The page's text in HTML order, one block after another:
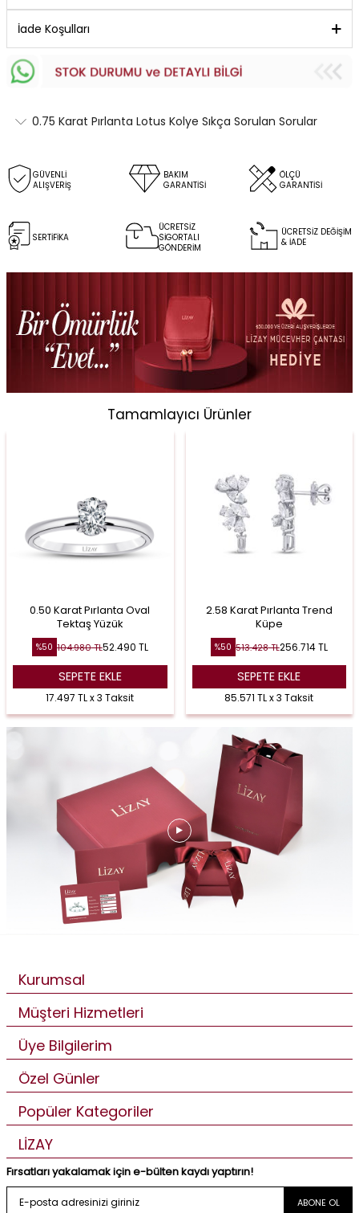
İade Koşulları
0.75 Karat Pırlanta Lotus Kolye Sıkça Sorulan Sorular
GÜVENLİ
ALIŞVERİŞ
BAKIM
GARANTİSİ
ÖLÇÜ
GARANTİSİ
SERTİFİKA
ÜCRETSİZ
SİGORTALI
GÖNDERİM
ÜCRETSİZ DEĞİŞİM
& İADE
Tamamlayıcı Ürünler
0.50 Karat Pırlanta Oval
Tektaş Yüzük
%50 104.980TL52.490 TL
SEPETE EKLE
17.497 TL x 3 Taksit
2.58 Karat Pırlanta Trend
Küpe
%50 513.428TL256.714TL
SEPETE EKLE
85.571 TL x 3 Taksit
Kurumsal
Müşteri Hizmetleri
Üye Bilgilerim
Özel Günler
Popüler Kategoriler
LİZAY
Fırsatları yakalamak için e-bülten kaydı yaptırın!
ABONE OL